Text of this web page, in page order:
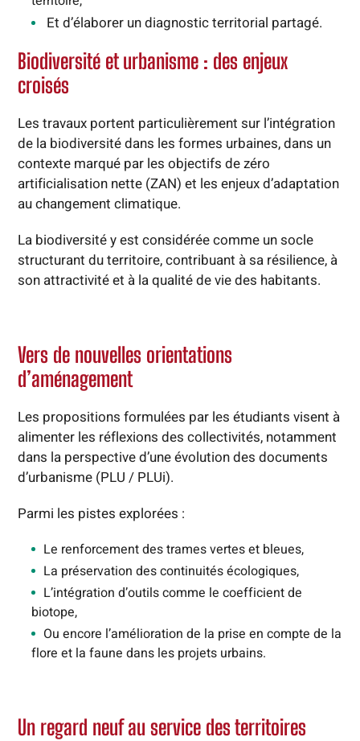
Et d’élaborer un diagnostic territorial partagé.
Biodiversité et urbanisme : des enjeux
croisés
Les travaux portent particulièrement sur l’intégration
de la biodiversité dans les formes urbaines, dans un
contexte marqué par les objectifs de zéro
artificialisation nette (ZAN) et les enjeux d’adaptation
au changement climatique.
La biodiversité y est considérée comme un socle
structurant du territoire, contribuant à sa résilience, à
son attractivité et à la qualité de vie des habitants.
Vers de nouvelles orientations
d’aménagement
Les propositions formulées par les étudiants visent à
alimenter les réflexions des collectivités, notamment
dans la perspective d’une évolution des documents
d’urbanisme (PLU / PLUi).
Parmi les pistes explorées :
Le renforcement des trames vertes et bleues,
La préservation des continuités écologiques,
L’intégration d’outils comme le coefficient de
biotope,
Ou encore l’amélioration de la prise en compte de la
flore et la faune dans les projets urbains.
Un regard neuf au service des territoires